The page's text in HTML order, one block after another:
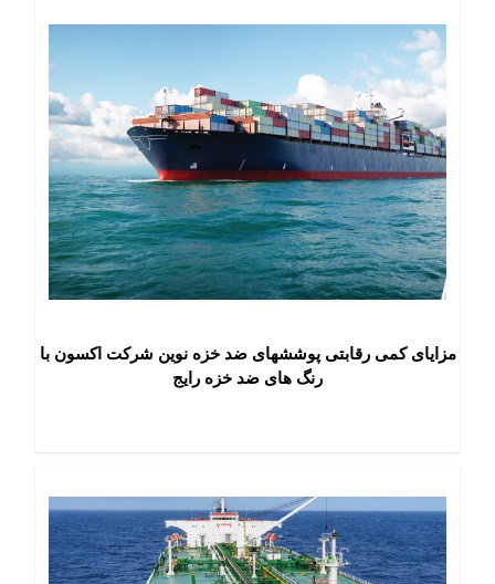
مزایای کمی رقابتی پوششهای ضد خزه نوین شرکت اکسون با
رنگ های ضد خزه رایج